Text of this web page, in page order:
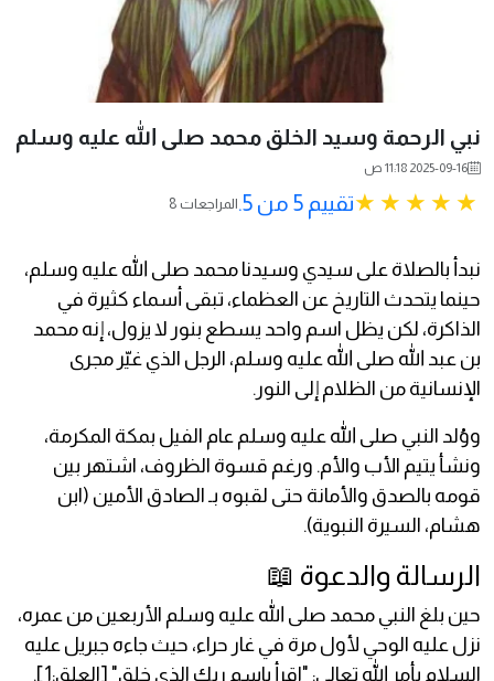
نبي الرحمة وسيد الخلق محمد صلى الله عليه وسلم
2025-09-16 11:18 ص
تقييم 5 من 5. 8 المراجعات
نبدأ بالصلاة على سيدي وسيدنا محمد صلى الله عليه وسلم،
حينما يتحدث التاريخ عن العظماء، تبقى أسماء كثيرة في
الذاكرة، لكن يظل اسم واحد يسطع بنور لا يزول، إنه محمد
بن عبد الله صلى الله عليه وسلم، الرجل الذي غيّر مجرى
الإنسانية من الظلام إلى النور.
ووُلد النبي صلى الله عليه وسلم عام الفيل بمكة المكرمة،
ونشأ يتيم الأب والأم. ورغم قسوة الظروف، اشتهر بين
قومه بالصدق والأمانة حتى لقبوه بـ الصادق الأمين (ابن
هشام، السيرة النبوية).
الرسالة والدعوة 📖
حين بلغ النبي محمد صلى الله عليه وسلم الأربعين من عمره،
نزل عليه الوحي لأول مرة في غار حراء، حيث جاءه جبريل عليه
السلام بأمر الله تعالى: "اقرأ باسم ربك الذي خلق" [العلق:1].